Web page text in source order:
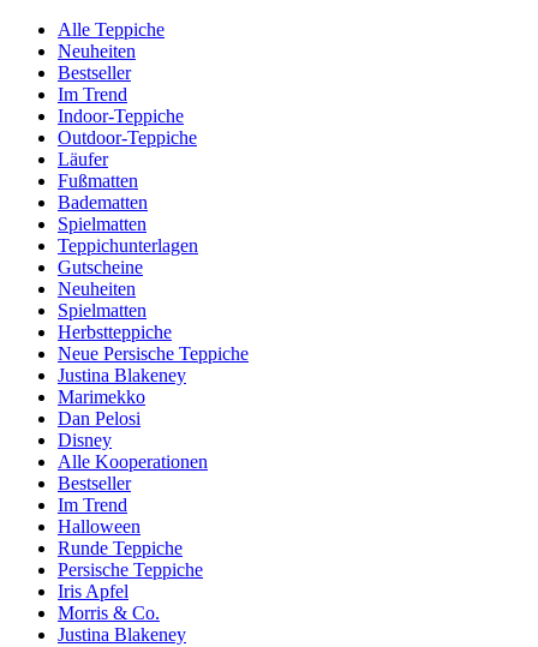
Alle Teppiche
Neuheiten
Bestseller
Im Trend
Indoor-Teppiche
Outdoor-Teppiche
Läufer
Fußmatten
Badematten
Spielmatten
Teppichunterlagen
Gutscheine
Neuheiten
Spielmatten
Herbstteppiche
Neue Persische Teppiche
Justina Blakeney
Marimekko
Dan Pelosi
Disney
Alle Kooperationen
Bestseller
Im Trend
Halloween
Runde Teppiche
Persische Teppiche
Iris Apfel
Morris & Co.
Justina Blakeney